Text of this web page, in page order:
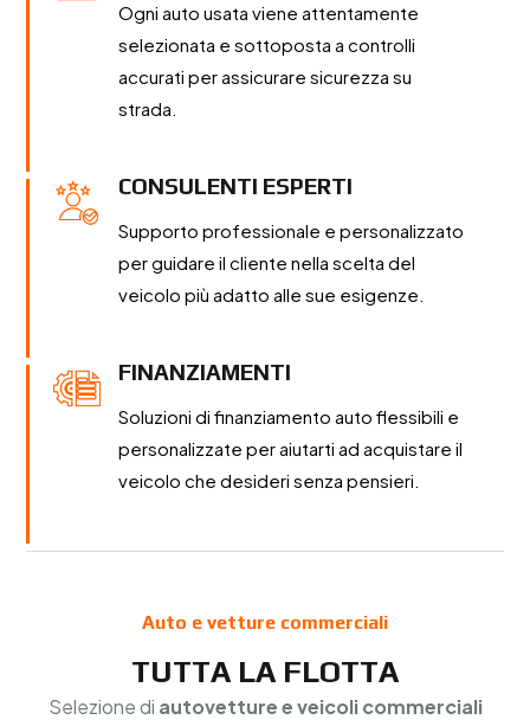
Ogni auto usata viene attentamente
selezionata e sottoposta a controlli
accurati per assicurare sicurezza su
strada.
CONSULENTI ESPERTI
Supporto professionale e personalizzato
per guidare il cliente nella scelta del
veicolo più adatto alle sue esigenze.
FINANZIAMENTI
Soluzioni di finanziamento auto flessibili e
personalizzate per aiutarti ad acquistare il
veicolo che desideri senza pensieri.
Auto e vetture commerciali
TUTTA LA FLOTTA
Selezione di autovetture e veicoli commerciali